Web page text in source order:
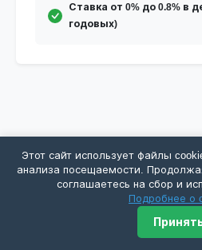
Ставка от 0% до 0.8% в
годовых)
Онлайн займы
не заметить
Этот сайт использует файлы
анализа посещаемости.
соглашаетесь на сбор и
Подробнее о